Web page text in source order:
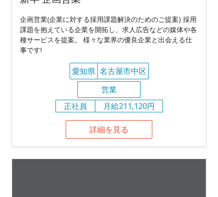
企画営業(企業に対する採用課題解決のためのご提案) 採用
課題を抱えている企業を開拓し、求人広告などの媒体や各
種サービスを提案。 様々な業界の優良企業と出会える仕
事です!
愛知県 名古屋市中区
営業
正社員
月給211,120円
詳細を見る